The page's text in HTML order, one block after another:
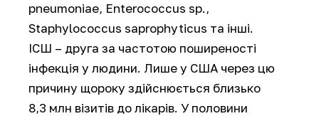
pneumoniae, Enterococcus sp.,
Staphylococcus saprophyticus та інші.
ІСШ – друга за частотою поширеності
інфекція у людини. Лише у США через цю
причину щороку здійснюється близько
8,3 млн візитів до лікарів. У половини